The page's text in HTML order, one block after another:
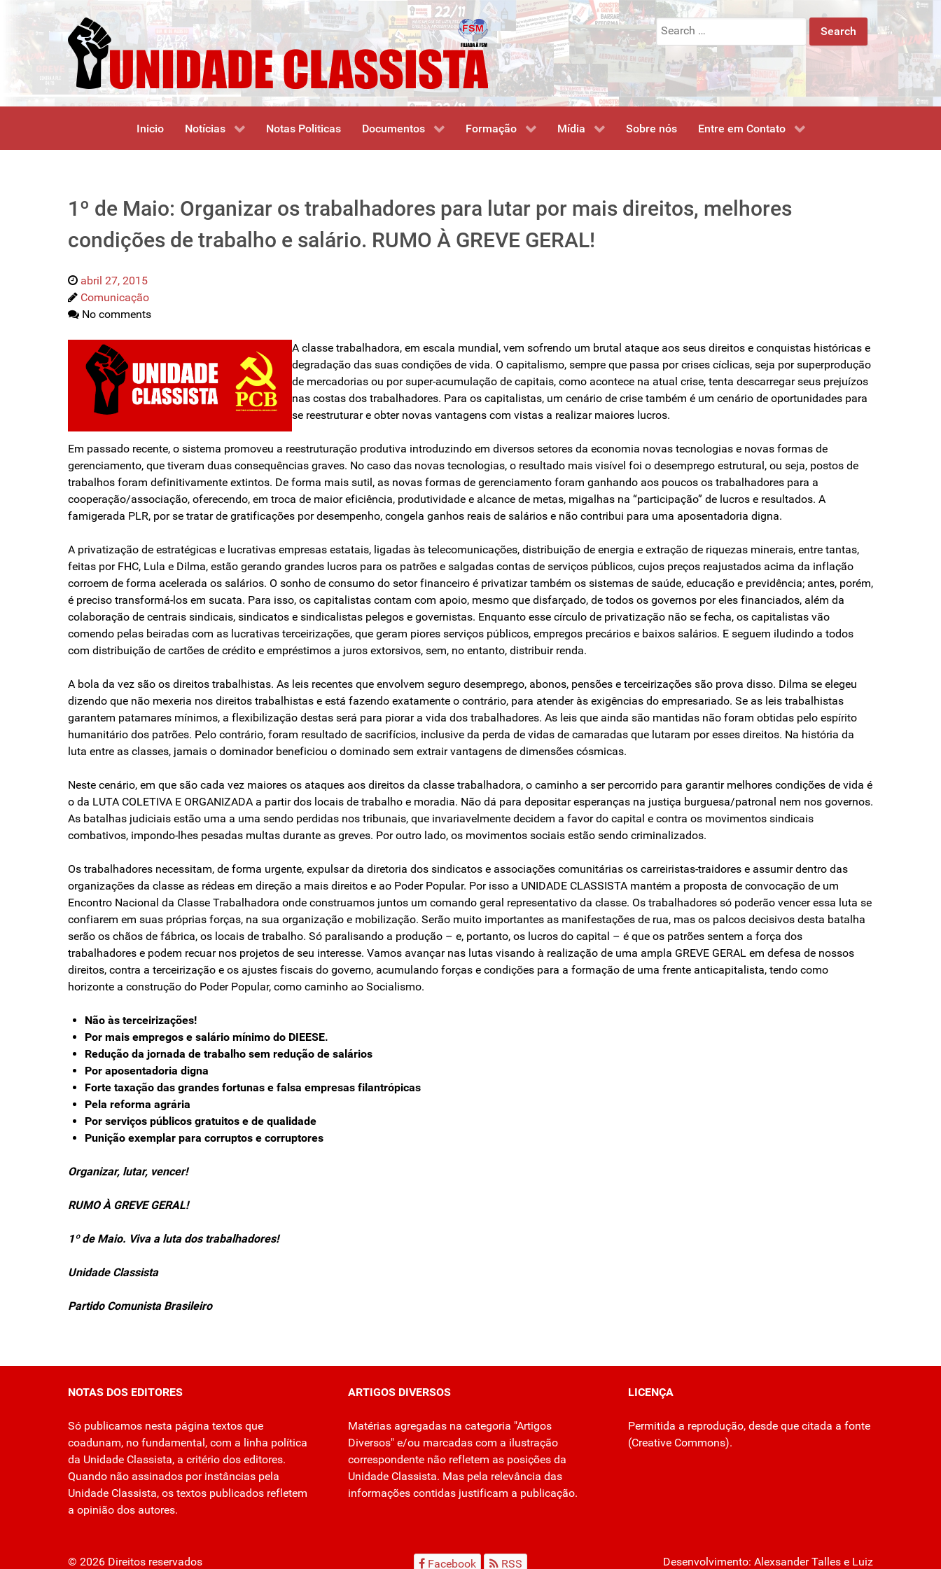
Search
for:
Inicio Notícias Notas Politicas Documentos Formação Mídia Sobre nós Entre em Contato
1º de Maio: Organizar os trabalhadores para lutar por mais direitos, melhores
condições de trabalho e salário. RUMO À GREVE GERAL!
abril 27, 2015
Comunicação
No comments
A classe trabalhadora, em escala mundial, vem sofrendo um brutal ataque aos seus direitos e conquistas históricas e
degradação das suas condições de vida. O capitalismo, sempre que passa por crises cíclicas, seja por superprodução
de mercadorias ou por super-acumulação de capitais, como acontece na atual crise, tenta descarregar seus prejuízos
nas costas dos trabalhadores. Para os capitalistas, um cenário de crise também é um cenário de oportunidades para
se reestruturar e obter novas vantagens com vistas a realizar maiores lucros.
Em passado recente, o sistema promoveu a reestruturação produtiva introduzindo em diversos setores da economia novas tecnologias e novas formas de
gerenciamento, que tiveram duas consequências graves. No caso das novas tecnologias, o resultado mais visível foi o desemprego estrutural, ou seja, postos de
trabalhos foram definitivamente extintos. De forma mais sutil, as novas formas de gerenciamento foram ganhando aos poucos os trabalhadores para a
cooperação/associação, oferecendo, em troca de maior eficiência, produtividade e alcance de metas, migalhas na “participação” de lucros e resultados. A
famigerada PLR, por se tratar de gratificações por desempenho, congela ganhos reais de salários e não contribui para uma aposentadoria digna.
A privatização de estratégicas e lucrativas empresas estatais, ligadas às telecomunicações, distribuição de energia e extração de riquezas minerais, entre tantas,
feitas por FHC, Lula e Dilma, estão gerando grandes lucros para os patrões e salgadas contas de serviços públicos, cujos preços reajustados acima da inflação
corroem de forma acelerada os salários. O sonho de consumo do setor financeiro é privatizar também os sistemas de saúde, educação e previdência; antes, porém,
é preciso transformá-los em sucata. Para isso, os capitalistas contam com apoio, mesmo que disfarçado, de todos os governos por eles financiados, além da
colaboração de centrais sindicais, sindicatos e sindicalistas pelegos e governistas. Enquanto esse círculo de privatização não se fecha, os capitalistas vão
comendo pelas beiradas com as lucrativas terceirizações, que geram piores serviços públicos, empregos precários e baixos salários. E seguem iludindo a todos
com distribuição de cartões de crédito e empréstimos a juros extorsivos, sem, no entanto, distribuir renda.
A bola da vez são os direitos trabalhistas. As leis recentes que envolvem seguro desemprego, abonos, pensões e terceirizações são prova disso. Dilma se elegeu
dizendo que não mexeria nos direitos trabalhistas e está fazendo exatamente o contrário, para atender às exigências do empresariado. Se as leis trabalhistas
garantem patamares mínimos, a flexibilização destas será para piorar a vida dos trabalhadores. As leis que ainda são mantidas não foram obtidas pelo espírito
humanitário dos patrões. Pelo contrário, foram resultado de sacrifícios, inclusive da perda de vidas de camaradas que lutaram por esses direitos. Na história da
luta entre as classes, jamais o dominador beneficiou o dominado sem extrair vantagens de dimensões cósmicas.
Neste cenário, em que são cada vez maiores os ataques aos direitos da classe trabalhadora, o caminho a ser percorrido para garantir melhores condições de vida é
o da LUTA COLETIVA E ORGANIZADA a partir dos locais de trabalho e moradia. Não dá para depositar esperanças na justiça burguesa/patronal nem nos governos.
As batalhas judiciais estão uma a uma sendo perdidas nos tribunais, que invariavelmente decidem a favor do capital e contra os movimentos sindicais
combativos, impondo-lhes pesadas multas durante as greves. Por outro lado, os movimentos sociais estão sendo criminalizados.
Os trabalhadores necessitam, de forma urgente, expulsar da diretoria dos sindicatos e associações comunitárias os carreiristas-traidores e assumir dentro das
organizações da classe as rédeas em direção a mais direitos e ao Poder Popular. Por isso a UNIDADE CLASSISTA mantém a proposta de convocação de um
Encontro Nacional da Classe Trabalhadora onde construamos juntos um comando geral representativo da classe. Os trabalhadores só poderão vencer essa luta se
confiarem em suas próprias forças, na sua organização e mobilização. Serão muito importantes as manifestações de rua, mas os palcos decisivos desta batalha
serão os chãos de fábrica, os locais de trabalho. Só paralisando a produção – e, portanto, os lucros do capital – é que os patrões sentem a força dos
trabalhadores e podem recuar nos projetos de seu interesse. Vamos avançar nas lutas visando à realização de uma ampla GREVE GERAL em defesa de nossos
direitos, contra a terceirização e os ajustes fiscais do governo, acumulando forças e condições para a formação de uma frente anticapitalista, tendo como
horizonte a construção do Poder Popular, como caminho ao Socialismo.
Não às terceirizações!
Por mais empregos e salário mínimo do DIEESE.
Redução da jornada de trabalho sem redução de salários
Por aposentadoria digna
Forte taxação das grandes fortunas e falsa empresas filantrópicas
Pela reforma agrária
Por serviços públicos gratuitos e de qualidade
Punição exemplar para corruptos e corruptores
Organizar, lutar, vencer!
RUMO À GREVE GERAL!
1º de Maio. Viva a luta dos trabalhadores!
Unidade Classista
Partido Comunista Brasileiro
NOTAS DOS EDITORES
Só publicamos nesta página textos que
coadunam, no fundamental, com a linha política
da Unidade Classista, a critério dos editores.
Quando não assinados por instâncias pela
Unidade Classista, os textos publicados refletem
a opinião dos autores.
ARTIGOS DIVERSOS
Matérias agregadas na categoria "Artigos
Diversos" e/ou marcadas com a ilustração
correspondente não refletem as posições da
Unidade Classista. Mas pela relevância das
informações contidas justificam a publicação.
LICENÇA
Permitida a reprodução, desde que citada a fonte
(Creative Commons).
© 2026 Direitos reservados Facebook RSS Desenvolvimento: Alexsander Tallese Luiz